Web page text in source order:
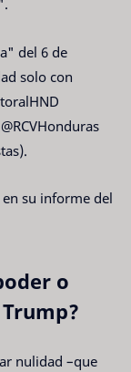
del 6 de
solo con
su informe del
o
nulidad –que